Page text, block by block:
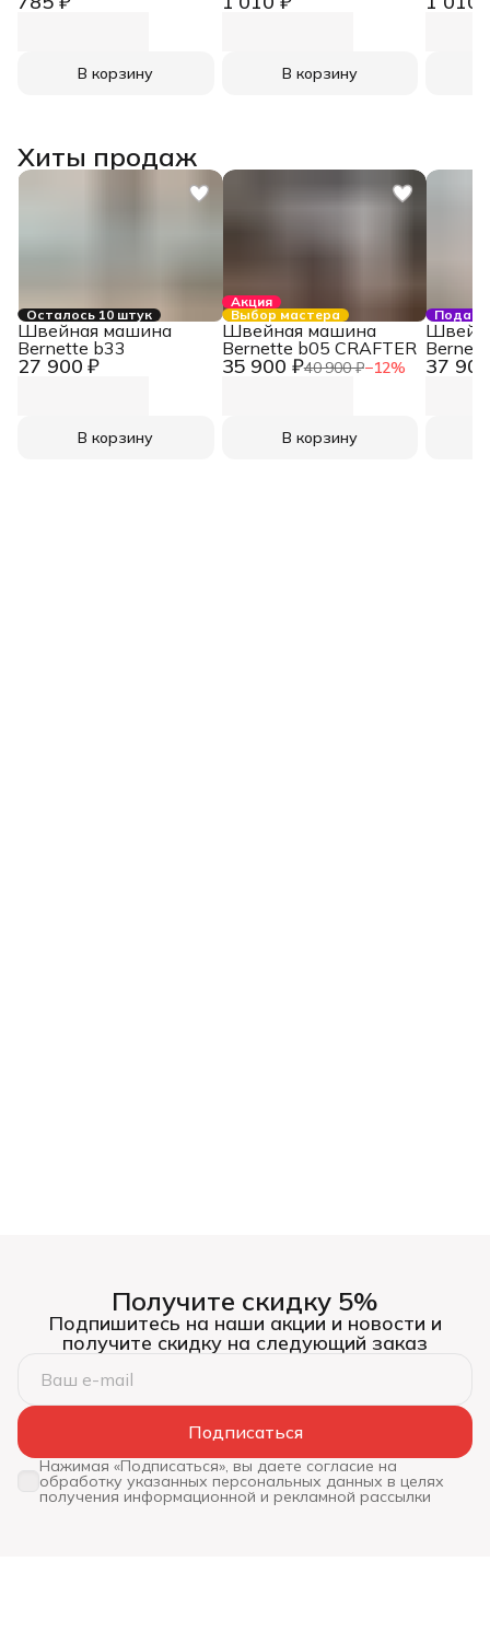
В корзину В корзину
Хиты продаж
Осталось 10 штук
27 900 ₽
Швейная машина
Bernette b33
В корзину
Акция
Выбор мастера
35 900 ₽40 900 ₽−12%
Швейная машина
Bernette b05 CRAFTER
В корзину
37
Получите скидку 5%
Подпишитесь на наши акции и новости и
получите скидку на следующий заказ
Подписаться
Нажимая «Подписаться», вы даете согласие на
обработку указанных персональных данных в целях
получения информационной и рекламной рассылки